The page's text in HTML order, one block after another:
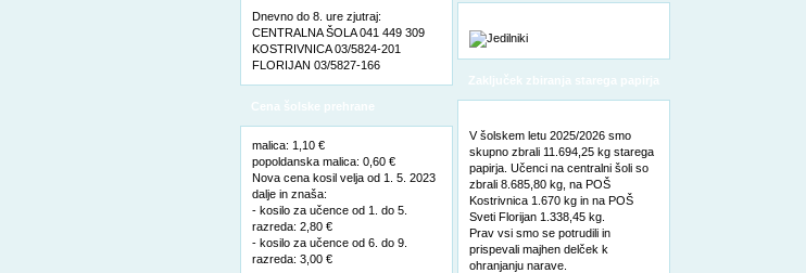
Dnevno do 8. ure zjutraj:
CENTRALNA ŠOLA 041 449 309
KOSTRIVNICA 03/5824-201
FLORIJAN 03/5827-166
Cena šolske prehrane
malica: 1,10 €
popoldanska malica: 0,60 €
Nova cena kosil velja od 1. 5. 2023
dalje in znaša:
- kosilo za učence od 1. do 5.
razreda: 2,80 €
- kosilo za učence od 6. do 9.
razreda: 3,00 €
Zaključek zbiranja starega papirja
V šolskem letu 2025/2026 smo
skupno zbrali 11.694,25 kg starega
papirja. Učenci na centralni šoli so
zbrali 8.685,80 kg, na POŠ
Kostrivnica 1.670 kg in na POŠ
Sveti Florijan 1.338,45 kg.
Prav vsi smo se potrudili in
prispevali majhen delček k
ohranjanju narave.